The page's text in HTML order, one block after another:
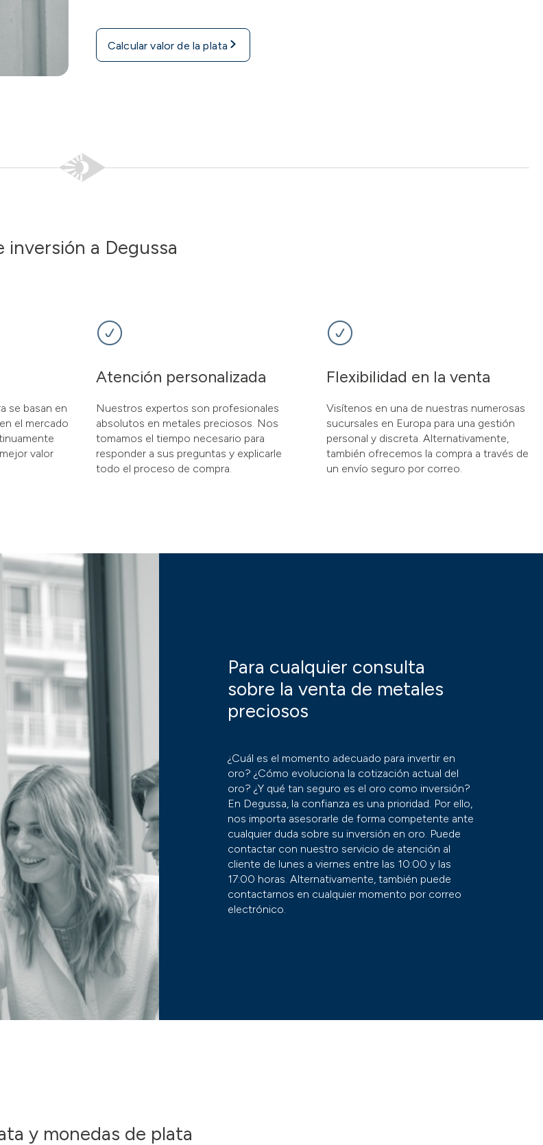
Calcular valor de la plata
a Degussa
se basan en
el mercado
valor
Atención personalizada
Nuestros expertos son profesionales
absolutos en metales preciosos. Nos
tomamos el tiempo necesario para
responder a sus preguntas y explicarle
todo el proceso de compra.
Flexibilidad en la venta
Visítenos en una de nuestras numerosas
sucursales en Europa para una gestión
personal y discreta. Alternativamente,
también ofrecemos la compra a través de
un envío seguro por correo.
Para cualquier consulta
sobre la venta de metales
preciosos
¿Cuál es el momento adecuado para invertir en
oro? ¿Cómo evoluciona la cotización actual del
oro? ¿Y qué tan seguro es el oro como inversión?
En Degussa, la confianza es una prioridad. Por ello,
nos importa asesorarle de forma competente ante
cualquier duda sobre su inversión en oro. Puede
contactar con nuestro servicio de atención al
cliente de lunes a viernes entre las 10:00 y las
17:00 horas. Alternativamente, también puede
contactarnos en cualquier momento por correo
electrónico.
y monedas de plata